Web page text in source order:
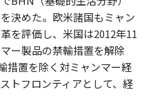
決めた。欧米諸国もミャン
を評価し、米国は2012年11
ー製品の禁輸措置を解除
措置を除く対ミャンマー経
トフロンティアとして、経